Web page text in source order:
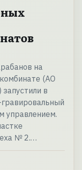
на
(АО
в
управлением.
№ 2.…